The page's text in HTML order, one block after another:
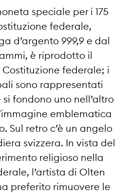
speciale per i 175
federale,
d’argento 999,9 e dal
è riprodotto il
federale; i
sono rappresentati
fondono uno nell’altro
emblematica
Sul retro c’è un angelo
svizzera. In vista del
religioso nella
l’artista di Olten
preferito rimuovere le